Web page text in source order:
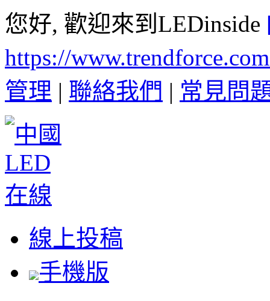
您好, 歡迎來到LEDinside
https://
管理 | 聯絡我們 | 常見問
線上投稿
手機版